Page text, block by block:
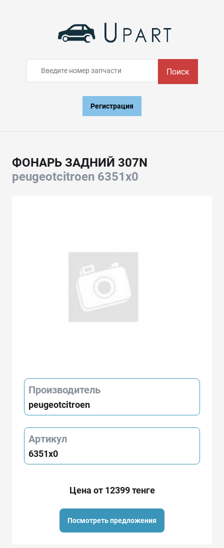
Поиск
Регистрация
ФОНАРЬ ЗАДНИЙ 307N
peugeotcitroen 6351x0
Производитель
peugeotcitroen
Артикул
6351x0
Цена от 12399 тенге
Посмотреть предложения